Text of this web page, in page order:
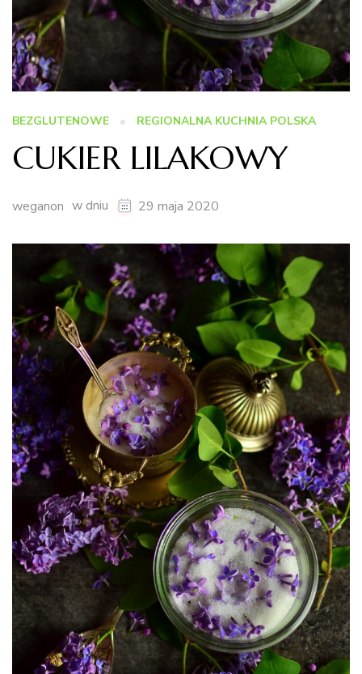
BEZGLUTENOWE REGIONALNA KUCHNIA POLSKA
CUKIER LILAKOWY
weganon w dniu 29 maja 2020